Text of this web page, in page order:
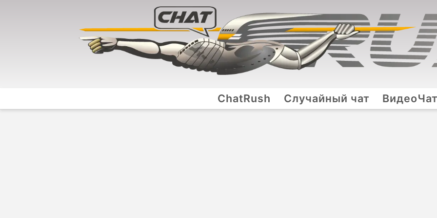
ChatRush Случайный чат